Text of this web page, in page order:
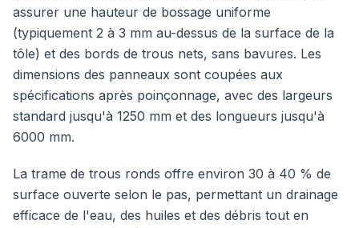
assurer une hauteur de bossage uniforme
(typiquement 2 à 3 mm au-dessus de la surface de la
tôle) et des bords de trous nets, sans bavures. Les
dimensions des panneaux sont coupées aux
spécifications après poinçonnage, avec des largeurs
standard jusqu'à 1250 mm et des longueurs jusqu'à
6000 mm.
La trame de trous ronds offre environ 30 à 40 % de
surface ouverte selon le pas, permettant un drainage
efficace de l'eau, des huiles et des débris tout en